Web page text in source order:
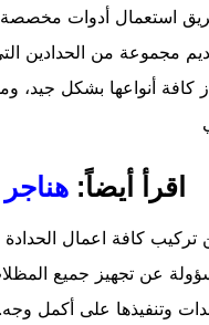
استعمال أدوات
مجموعة من الحدادين
كافة أنواعها بشكل جيد،
اقرأ أيضاً: هناجر
تركيب كافة اعمال
عن تجهيز جميع
وتنفيذها على أكمل وجه.